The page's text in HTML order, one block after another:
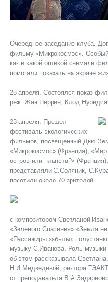
Очередное заседание клуба.
фильму «Микрокосмос».
как и какой оптикой снимали
помогали показать на экране
25 апреля. Состоялся показ
реж. Жан Перрен, Клод
23 апреля. Прошел
фестиваль экологических
фильмов, посвященный Дню
«Микрокосмос» (Франция),
остров или планета?»
представляли С.Соляник,
посетили около 70 зрителей.
с композитором Светланой
«Зеленого Спасения» «Земля
«Пассажиры забытых
музыку С.Иванова. Роль
об этом рассказывала
Н.И.Медведевой, ректора
ст.преподавателя